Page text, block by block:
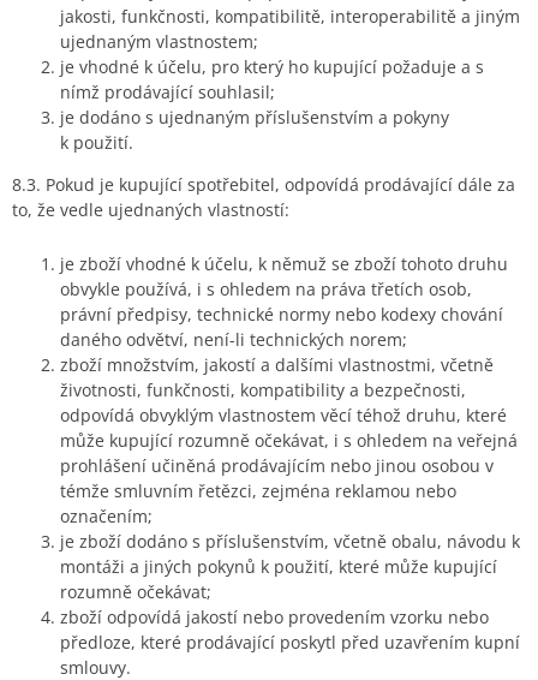
jakosti, funkčnosti, kompatibilitě, interoperabilitě a jiným
ujednaným vlastnostem;
je vhodné k účelu, pro který ho kupující požaduje a s
nímž prodávající souhlasil;
je dodáno s ujednaným příslušenstvím a pokyny
k použití.
8.3. Pokud je kupující spotřebitel, odpovídá prodávající dále za
to, že vedle ujednaných vlastností:
je zboží vhodné k účelu, k němuž se zboží tohoto druhu
obvykle používá, i s ohledem na práva třetích osob,
právní předpisy, technické normy nebo kodexy chování
daného odvětví, není-li technických norem;
zboží množstvím, jakostí a dalšími vlastnostmi, včetně
životnosti, funkčnosti, kompatibility a bezpečnosti,
odpovídá obvyklým vlastnostem věcí téhož druhu, které
může kupující rozumně očekávat, i s ohledem na veřejná
prohlášení učiněná prodávajícím nebo jinou osobou v
témže smluvním řetězci, zejména reklamou nebo
označením;
je zboží dodáno s příslušenstvím, včetně obalu, návodu k
montáži a jiných pokynů k použití, které může kupující
rozumně očekávat;
zboží odpovídá jakostí nebo provedením vzorku nebo
předloze, které prodávající poskytl před uzavřením kupní
smlouvy.